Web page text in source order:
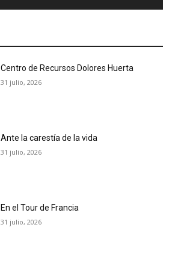
Centro de Recursos Dolores Huerta
31 julio, 2026
Ante la carestía de la vida
31 julio, 2026
En el Tour de Francia
31 julio, 2026